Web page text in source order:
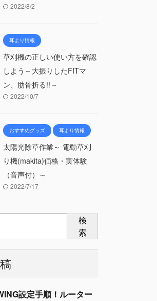
2022/8/2
耳より情報
草刈機の正しい使い方を確認
しよう～大振りしたFITマ
ン、肋骨折る!!～
2022/10/7
おすすめグッズ 耳より情報
太陽光除草作業～ 電動草刈
り機(makita)価格・実体験
（音声付）～
2022/7/17
検
索
設定手順！ルーター